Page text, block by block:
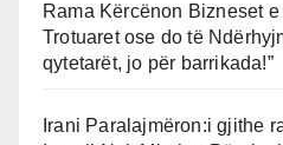
Rama Kërcënon Bizneset
Trotuaret ose do të
qytetarët, jo për barrikada!”
Irani Paralajmëron:i gjithe